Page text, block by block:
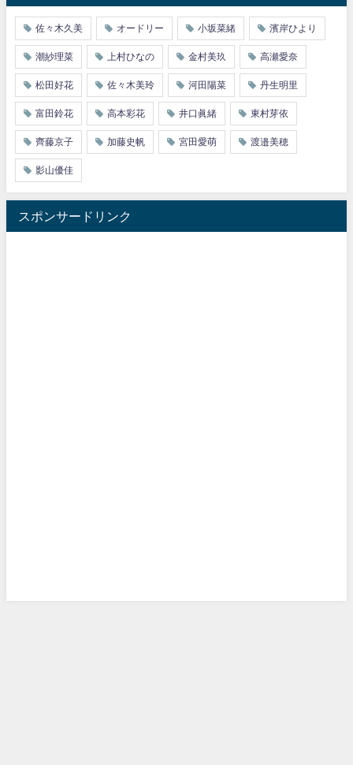
佐々木久美 オードリー 小坂菜緒 濱岸ひより
潮紗理菜 上村ひなの 金村美玖 高瀬愛奈
松田好花 佐々木美玲 河田陽菜 丹生明里
富田鈴花 高本彩花 井口眞緒 東村芽依
齊藤京子 加藤史帆 宮田愛萌 渡邉美穂
影山優佳
スポンサードリンク